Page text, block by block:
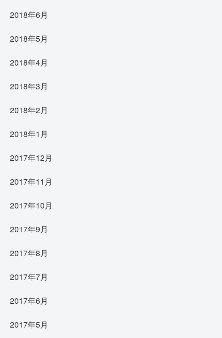
2018年6月
2018年5月
2018年4月
2018年3月
2018年2月
2018年1月
2017年12月
2017年11月
2017年10月
2017年9月
2017年8月
2017年7月
2017年6月
2017年5月